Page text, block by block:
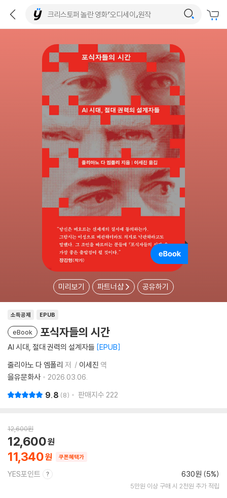
미리보기 파트너샵 공유하기
소득공제 EPUB
eBook 포식자들의 시간
AI 시대, 절대 권력의 설계자들 EPUB
줄리아노 다 엠폴리 저 이세진 역
을유문화사
2026.03.06.
9.8 8 판매지수 222
12,600원
11,340
12,600
쿠폰혜택가
YES포인트 630원 (5%)
5만원 이상 구매 시 2천원 추가 적립